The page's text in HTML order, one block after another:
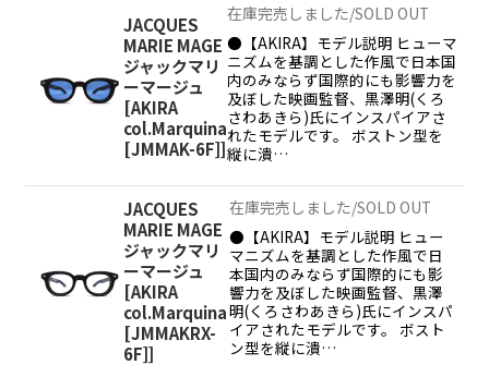
JACQUES
MARIE MAGE
ジャックマリ
ーマージュ
[AKIRA
col.Marquina
[JMMAK-6F]]
在庫完売しました/SOLD OUT
●【AKIRA】モデル説明 ヒューマ
ニズムを基調とした作風で日本国
内のみならず国際的にも影響力を
及ぼした映画監督、黒澤明(くろ
さわあきら)氏にインスパイアさ
れたモデルです。 ボストン型を
縦に潰…
JACQUES
MARIE MAGE
ジャックマリ
ーマージュ
[AKIRA
col.Marquina
[JMMAKRX-
6F]]
在庫完売しました/SOLD OUT
●【AKIRA】モデル説明 ヒュー
マニズムを基調とした作風で日
本国内のみならず国際的にも影
響力を及ぼした映画監督、黒澤
明(くろさわあきら)氏にインスパ
イアされたモデルです。 ボスト
ン型を縦に潰…